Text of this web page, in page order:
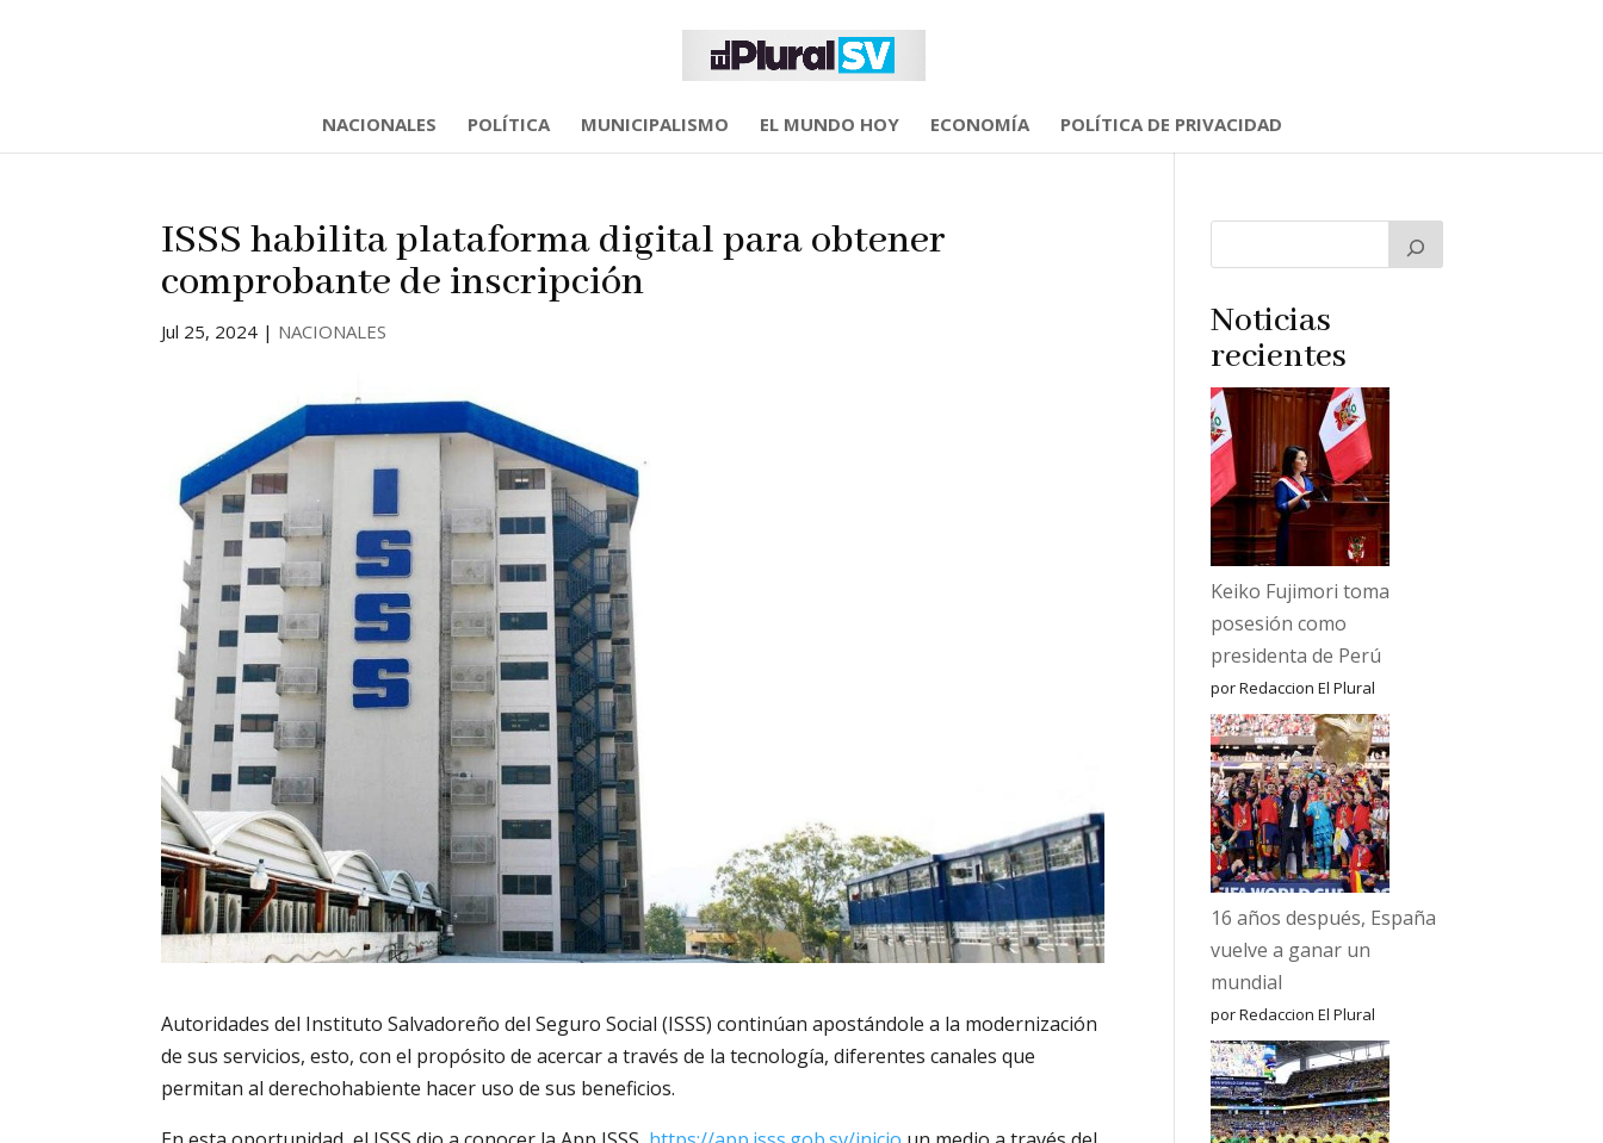
NACIONALES POLÍTICA MUNICIPALISMO EL MUNDO HOY ECONOMÍA POLÍTICA DE PRIVACIDAD
ISSS habilita plataforma digital para obtener
comprobante de inscripción
Jul 25, 2024| NACIONALES
Autoridades del Instituto Salvadoreño del Seguro Social (ISSS) continúan apostándole a la modernización
de sus servicios, esto, con el propósito de acercar a través de la tecnología, diferentes canales que
permitan al derechohabiente hacer uso de sus beneficios.
Noticias
recientes
Keiko Fujimori toma
posesión como
presidenta de Perú
por Redaccion El Plural
16 años después, España
vuelve a ganar un
mundial
por Redaccion El Plural